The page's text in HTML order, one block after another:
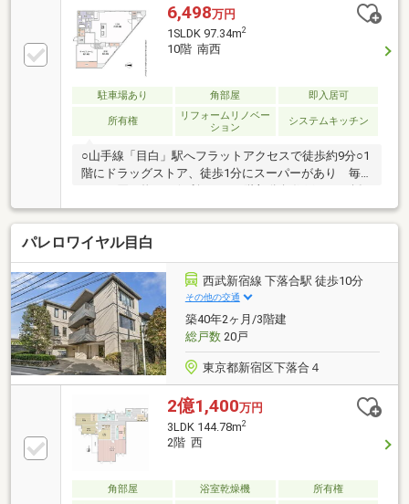
6,498万円
1SLDK 97.34m2
10階 南西
駐車場あり 角部屋 即入居可
所有権
リフォームリノベー
ション
システムキッチン
○山手線「目白」駅へフラットアクセスで徒歩約9分○1
階にドラッグストア、徒歩1分にスーパーがあり 毎
日のお買い物にも便利です○10階部分角住戸につき採
光・通風良好！ 窓の外には開放的な眺望が広がりま
す○約25.2帖の広々としたLDK○ウォークインクローゼ
ットやシュークローゼットなど収納豊富です○内装リ
ノベーション実施済み・システムキッチン交換・ユニ
ットバス交換・洗面化粧台、トイレ交換・クロス、床
材張替え・照明器具設置・ハウスクリーニング 等○
専用トランクルーム有り○ご都合に合わせて現地ご見
学いただけます。 お気軽にお問い合わせください！
パレロワイヤル目白
西武新宿線 下落合駅 徒歩10分
その他の交通
築40年2ヶ月/3階建
総戸数20戸
東京都新宿区下落合４
2億1,400万円
3LDK 144.78m2
2階 西
角部屋 浴室乾燥機
所有権